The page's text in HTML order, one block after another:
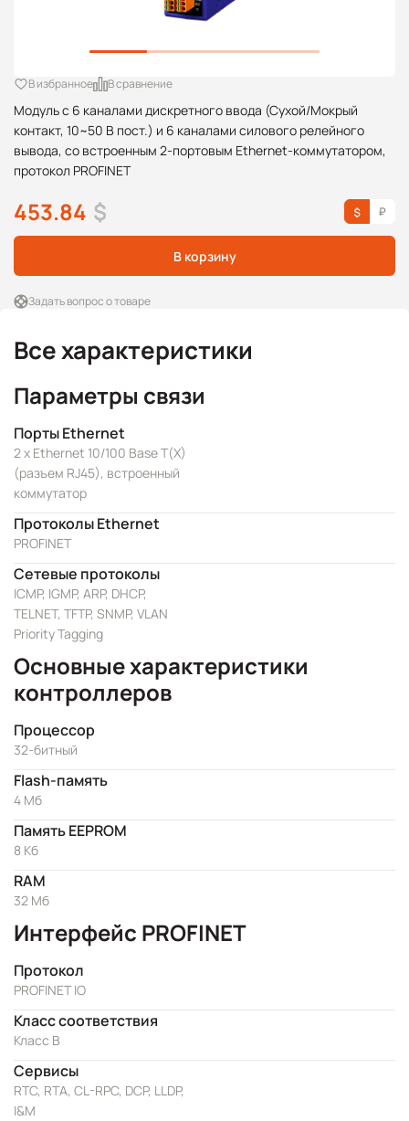
Модуль с 6 каналами дискретного ввода (Сухой/Мокрый
контакт, 10~50 В пост.) и 6 каналами силового релейного
вывода, со встроенным 2-портовым Ethernet-коммутатором,
протокол PROFINET
В избранное В сравнение
453.84 $
В корзину
Задать вопрос о товаре
Все характеристики
Параметры связи
Порты Ethernet
2 x Ethernet 10/100 Base T(X)
(разъем RJ45), встроенный
коммутатор
Протоколы Ethernet
PROFINET
Сетевые протоколы
ICMP, IGMP, ARP, DHCP,
TELNET, TFTP, SNMP, VLAN
Priority Tagging
Основные характеристики
контроллеров
Процессор
32-битный
Flash-память
4 Мб
Память EEPROM
8 Кб
RAM
32 Мб
Интерфейс PROFINET
Протокол
PROFINET IO
Класс соответствия
Класс B
Сервисы
RTC, RTA, CL-RPC, DCP, LLDP,
I&M